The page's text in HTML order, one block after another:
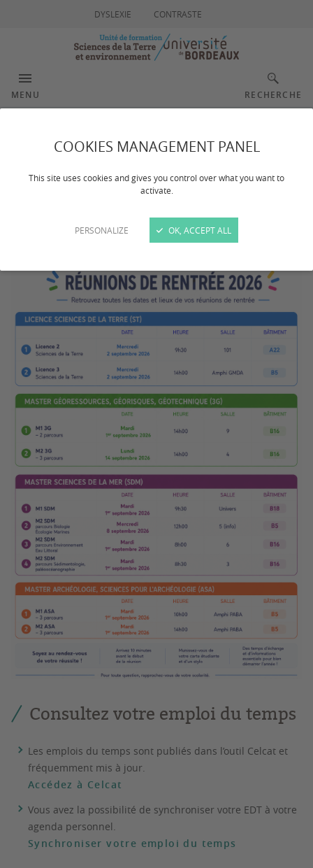
COOKIES MANAGEMENT PANEL
This site uses cookies and gives you control over what you want to
activate.
PERSONALIZE OK, ACCEPT ALL
DYSLEXIE CONTRASTE
MENU RECHERCHE
Réunions de rentrées -
Emploi du temps
Consultez votre emploi du temps
Les emplois du temps sont publiés dans l’outil Celcat et
fréquemment mis à jour.
Accédez à Celcat
Vous avez la possibilité de synchroniser votre EDT à votre
agenda personnel.
Synchroniser votre emploi du temps